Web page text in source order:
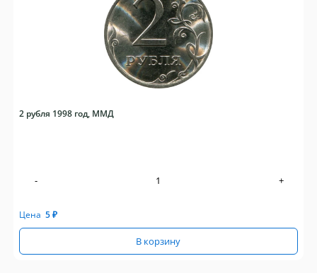
2 рубля 1998 год, ММД
- +
Цена 5₽
В корзину